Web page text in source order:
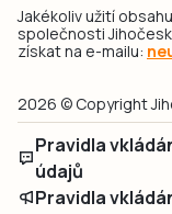
Jakékoliv užití
společnosti
získat na e-mailu:
2026 © Copyright
Pravidla
údajů
Pravidla